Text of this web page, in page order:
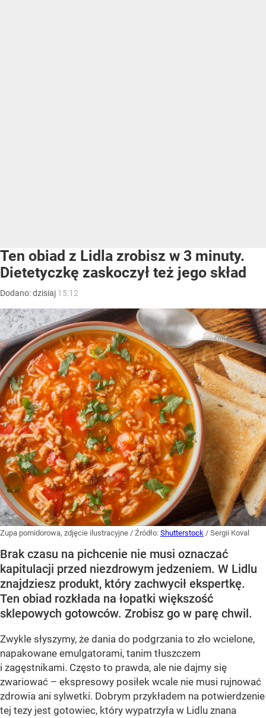
Ten obiad z Lidla zrobisz w 3 minuty.
Dietetyczkę zaskoczył też jego skład
Dodano:dzisiaj 15:12
Zupa pomidorowa, zdjęcie ilustracyjne / Źródło: Shutterstock / Sergii Koval
Brak czasu na pichcenie nie musi oznaczać
kapitulacji przed niezdrowym jedzeniem. W Lidlu
znajdziesz produkt, który zachwycił ekspertkę.
Ten obiad rozkłada na łopatki większość
sklepowych gotowców. Zrobisz go w parę chwil.
Zwykle słyszymy, że dania do podgrzania to zło wcielone,
napakowane emulgatorami, tanim tłuszczem
i zagęstnikami. Często to prawda, ale nie dajmy się
zwariować – ekspresowy posiłek wcale nie musi rujnować
zdrowia ani sylwetki. Dobrym przykładem na potwierdzenie
tej tezy jest gotowiec, który wypatrzyła w Lidlu znana